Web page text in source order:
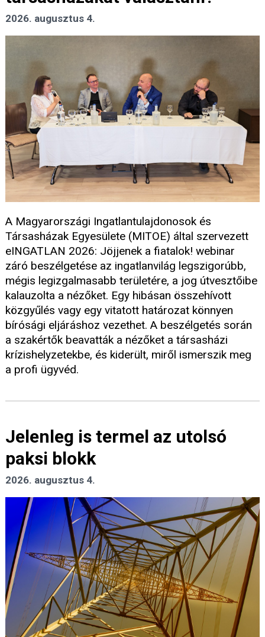
2026. augusztus 4.
A Magyarországi Ingatlantulajdonosok és
Társasházak Egyesülete (MITOE) által szervezett
eINGATLAN 2026: Jöjjenek a fiatalok! webinar
záró beszélgetése az ingatlanvilág legszigorúbb,
mégis legizgalmasabb területére, a jog útvesztőibe
kalauzolta a nézőket. Egy hibásan összehívott
közgyűlés vagy egy vitatott határozat könnyen
bírósági eljáráshoz vezethet. A beszélgetés során
a szakértők beavatták a nézőket a társasházi
krízishelyzetekbe, és kiderült, miről ismerszik meg
a profi ügyvéd.
Jelenleg is termel az utolsó
paksi blokk
2026. augusztus 4.